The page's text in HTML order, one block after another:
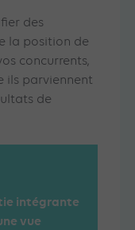
des
la position de
concurrents,
ils parviennent
de
intégrante
vue